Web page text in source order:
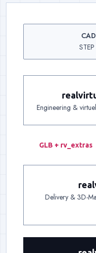
STEP
Engineering &
Engineering:
GLB + rv_extras
Delivery & 3D-
Delivery:Ein